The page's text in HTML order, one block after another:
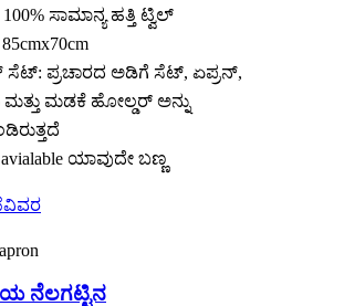
100% ಸಾಮಾನ್ಯ ಹತ್ತಿ ಟ್ವಿಲ್
85cmx70cm
ಸೆಟ್: ಪ್ರಚಾರದ ಅಡಿಗೆ ಸೆಟ್, ಏಪ್ರನ್,
ಮತ್ತು ಮಡಕೆ ಹೋಲ್ಡರ್ ಅನ್ನು
ಯಾವುದೇ ಬಣ್ಣ
ವಿವರ
ನೆಲಗಟ್ಟಿನ